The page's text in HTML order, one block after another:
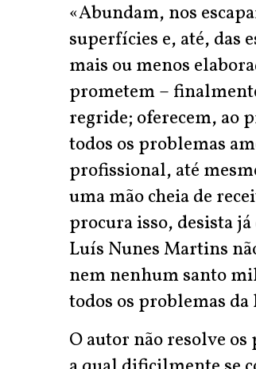
«Abundam, nos
superfícies e, até, das
mais ou menos
prometem –
regride; oferecem, ao
todos os problemas
profissional, até
uma mão cheia de
procura isso, desista já
Luís Nunes Martins
nem nenhum santo
todos os problemas
O autor não resolve